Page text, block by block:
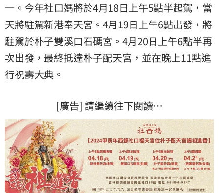
一。今年社口媽將於4月18日上午5點半起駕，當
天將駐駕新港奉天宮。4月19日上午6點出發，將
駐駕於朴子雙溪口石碼宮。4月20日上午6點半再
次出發，最終抵達朴子配天宮，並在晚上11點進
行祝壽大典。
[廣告] 請繼續往下閱讀…